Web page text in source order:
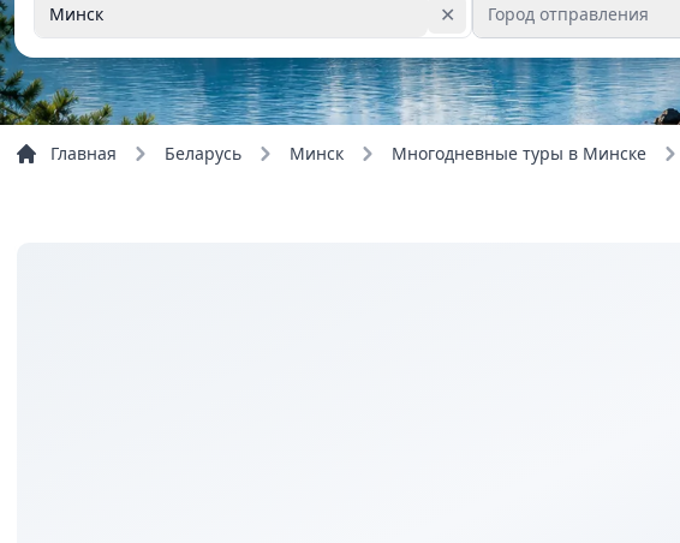
Минск ✕ Город отправления
Главная Беларусь Минск Многодневные туры в Минске